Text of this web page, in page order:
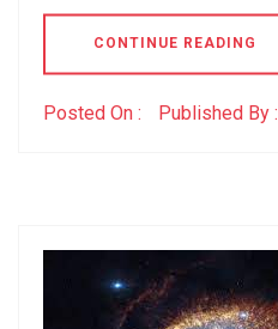
CONTINUE READING
Posted On : Published By :